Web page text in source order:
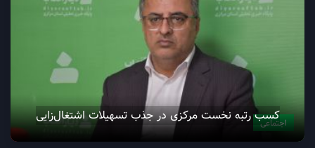
اجتماعی
کسب رتبه نخست مرکزی در جذب تسهیلات اشتغال‌زایی